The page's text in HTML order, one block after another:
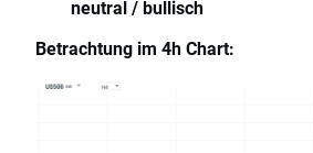
neutral / bullisch
Betrachtung im 4h Chart: